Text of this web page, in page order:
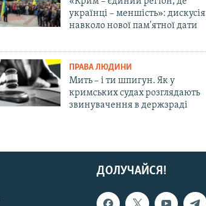
українці – меншість»: дискусія
навколо нової пам'ятної дати
ПРАВА ЛЮДИНИ
Мить – і ти шпигун. Як у
кримських судах розглядають
звинувачення в держзраді
ДОЛУЧАЙСЯ!